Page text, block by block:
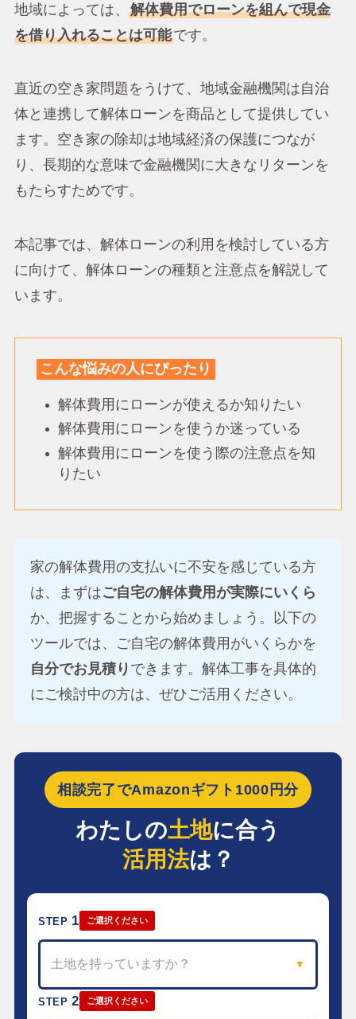
地域によっては、
解体費用でローンを組んで現金
を借り入れることは可能です。
直近の空き家問題をうけて、地域金融機関は自治
体と連携して解体ローンを商品として提供してい
ます。空き家の除却は地域経済の保護につなが
り、長期的な意味で金融機関に大きなリターンを
もたらすためです。
本記事では、解体ローンの利用を検討している方
に向けて、解体ローンの種類と注意点を解説して
います。
こんな悩みの人にぴったり
解体費用にローンが使えるか知りたい
解体費用にローンを使うか迷っている
解体費用にローンを使う際の注意点を知
りたい
家の解体費用の支払いに不安を感じている方
は、まずはご自宅の解体費用が実際にいくら
か、把握することから始めましょう。以下の
ツールでは、ご自宅の解体費用がいくらかを
自分でお見積り できます。解体工事を具体的
にご検討中の方は、ぜひご活用ください。
相談完了でAmazonギフト1000円分
わたしの土地に合う
活用法は？
STEP 1 ご選択ください
土地を持っていますか？ ▼
STEP2 ご選択ください